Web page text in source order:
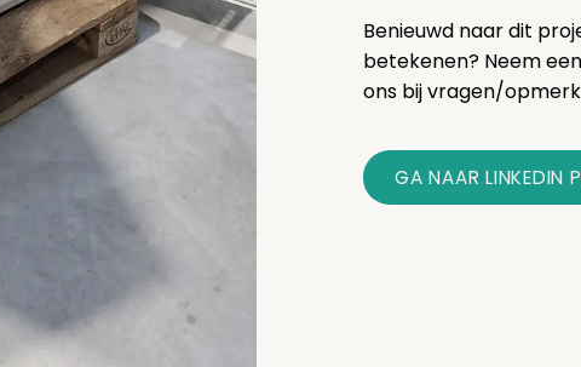
Benieuwd naar dit
betekenen? Neem
ons bij vragen/
GA NAAR LINKEDIN